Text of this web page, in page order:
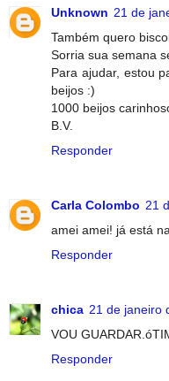
Unknown 21 de
Também quero
Sorria sua semana
Para ajudar, estou
beijos :)
1000 beijos
B.V.
Responder
Carla Colombo 21
amei amei! já está
Responder
chica 21 de janeiro
VOU
Responder